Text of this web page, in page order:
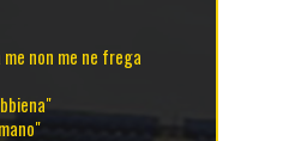
non me ne frega